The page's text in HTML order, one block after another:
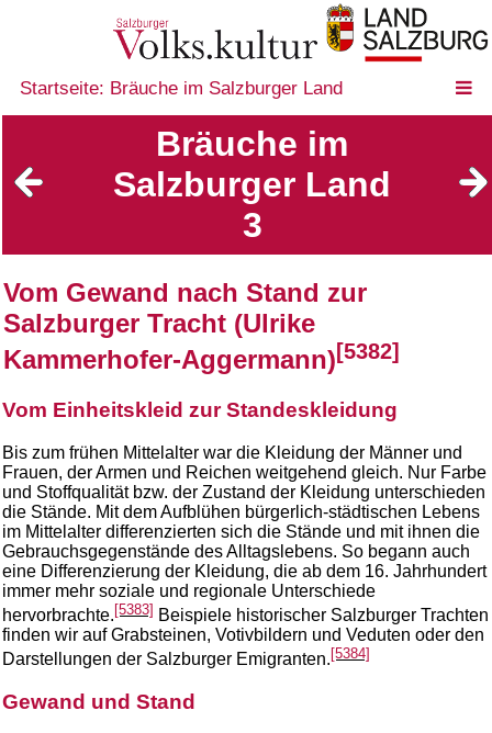
Startseite: Bräuche im Salzburger Land
Bräuche im
Salzburger Land
3
Vom Gewand nach Stand zur
Salzburger Tracht (Ulrike
Kammerhofer-Aggermann)[5382]
Vom Einheitskleid zur Standeskleidung
Bis zum frühen Mittelalter war die Kleidung der Männer und
Frauen, der Armen und Reichen weitgehend gleich. Nur Farbe
und Stoffqualität bzw. der Zustand der Kleidung unterschieden
die Stände. Mit dem Aufblühen bürgerlich-städtischen Lebens
im Mittelalter differenzierten sich die Stände und mit ihnen die
Gebrauchsgegenstände des Alltagslebens. So begann auch
eine Differenzierung der Kleidung, die ab dem 16. Jahrhundert
immer mehr soziale und regionale Unterschiede
hervorbrachte.[5383] Beispiele historischer Salzburger Trachten
finden wir auf Grabsteinen, Votivbildern und Veduten oder den
Darstellungen der Salzburger Emigranten. [5384]
Gewand und Stand